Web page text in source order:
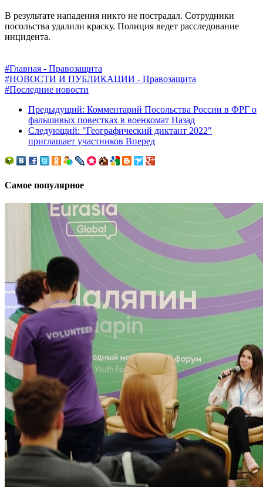
В результате нападения никто не пострадал. Сотрудники
посольства удалили краску. Полиция ведет расследование
инцидента.
#Главная - Правозащита
#НОВОСТИ И ПУБЛИКАЦИИ - Правозащита
#Последние новости
Предыдущий: Комментарий Посольства России в ФРГ о
фальшивых повестках в военкомат Назад
Следующий: "Географический диктант 2022"
приглашает участников Вперед
Самое популярное